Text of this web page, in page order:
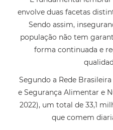
envolve duas facetas
Sendo assim,
população não tem
forma continuada e
Segundo a Rede
e Segurança Alimentar e
2022), um total de 33,1
que comem